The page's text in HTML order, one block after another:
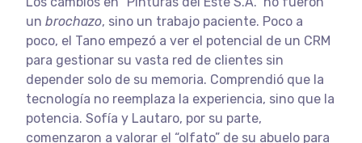
unbrochazo, sino un trabajo paciente. Poco a
poco, el Tano empezó a ver el potencial de un CRM
para gestionar su vasta red de clientes sin
depender solo de su memoria. Comprendió que la
tecnología no reemplaza la experiencia, sino que la
potencia. Sofía y Lautaro, por su parte,
comenzaron a valorar el “olfato” de su abuelo para